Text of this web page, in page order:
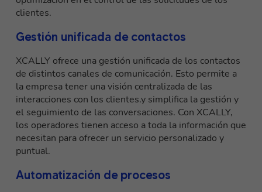
clientes.
Gestión unificada de contactos
XCALLY ofrece una gestión unificada de los contactos
de distintos canales de comunicación. Esto permite a
la empresa tener unavisión centralizada de las
interacciones con los clientes.y simplifica la gestión y
el seguimiento de las conversaciones. Con XCALLY,
los operadores tienen acceso a toda la información que
necesitan para ofrecer un servicio personalizado y
puntual.
Automatización de procesos